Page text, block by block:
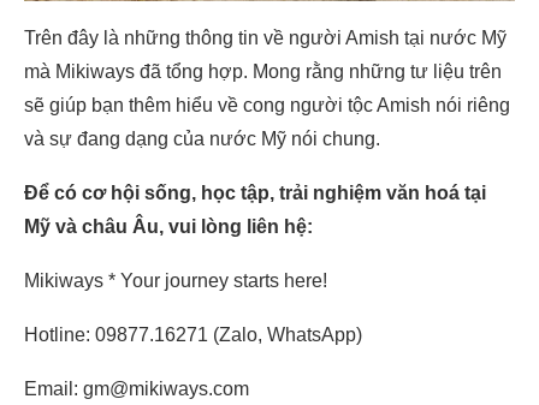
Trên đây là những thông tin về người Amish tại nước Mỹ
mà Mikiways đã tổng hợp. Mong rằng những tư liệu trên
sẽ giúp bạn thêm hiểu về cong người tộc Amish nói riêng
và sự đang dạng của nước Mỹ nói chung.
Để có cơ hội sống, học tập, trải nghiệm văn hoá tại
Mỹ và châu Âu, vui lòng liên hệ:
Mikiways * Your journey starts here!
Hotline: 09877.16271 (Zalo, WhatsApp)
Email: gm@mikiways.com